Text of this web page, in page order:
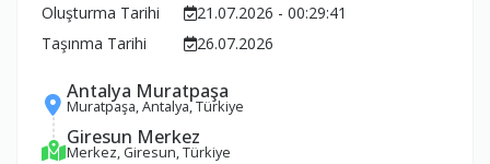
Oluşturma Tarihi
21.07.2026 - 00:29:41
Taşınma Tarihi
26.07.2026
Antalya Muratpaşa
Muratpaşa, Antalya, Türkiye
Giresun Merkez
Merkez, Giresun, Türkiye